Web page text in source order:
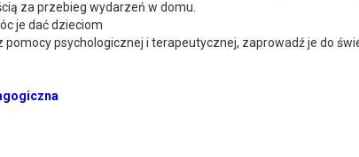
za przebieg wydarzeń w domu.
je dać dzieciom
pomocy psychologicznej i terapeutycznej, zaprowadź je do